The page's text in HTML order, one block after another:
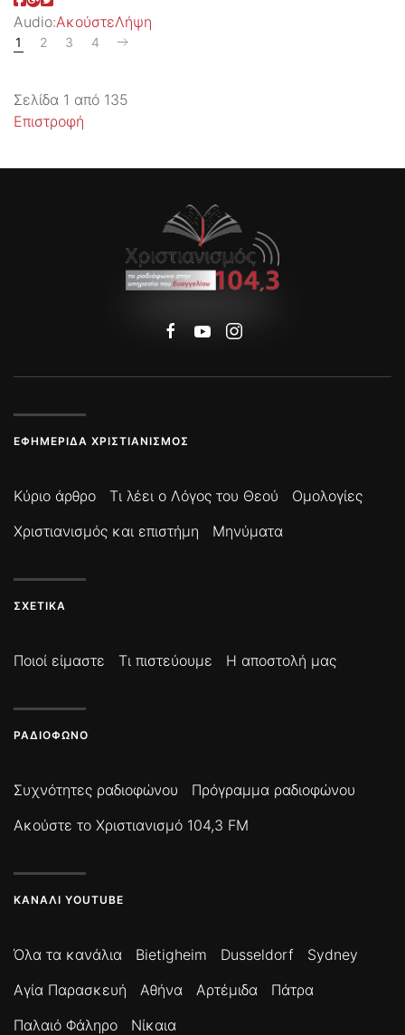
Audio:ΑκούστεΛήψη
1 2 3 4
Σελίδα 1 από 135
Επιστροφή
ΕΦΗΜΕΡΊΔΑ ΧΡΙΣΤΙΑΝΙΣΜΌΣ
Κύριο άρθρο Τι λέει ο Λόγος του Θεού
Ομολογίες
Χριστιανισμός και επιστήμη
Μηνύματα
ΣΧΕΤΙΚΆ
Ποιοί είμαστε Τι πιστεύουμε Η αποστολή μας
ΡΑΔΙΌΦΩΝΟ
Συχνότητες ραδιοφώνου
Πρόγραμμα ραδιοφώνου
Ακούστε το Χριστιανισμό 104,3 FM
ΚΑΝΆΛΙ YOUTUBE
Όλα τα κανάλια Bietigheim Dusseldorf
Sydney
Αγία Παρασκευή
Αθήνα Αρτέμιδα
Πάτρα
Παλαιό Φάληρο
Νίκαια